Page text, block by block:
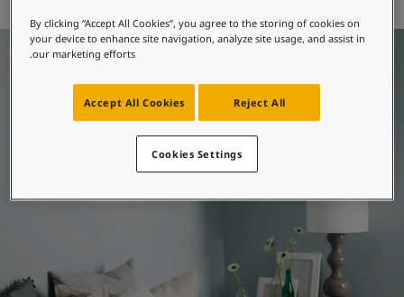
جميع الألوان الخارجية
مجموعة الألوان
عينات ألوان جوتن
إلهام ألوان الدهان الداخلي
خدماتنا
Contact Us
البحث عن موزع جوتن
مستندات المنتجات
Bedroom inspiration
By clicking “Accept All Cookies”, you agree to the storing of cookies on
your device to enhance site navigation, analyze site usage, and assist in
our marketing efforts.
Reject All
Accept All Cookies
Cookies Settings